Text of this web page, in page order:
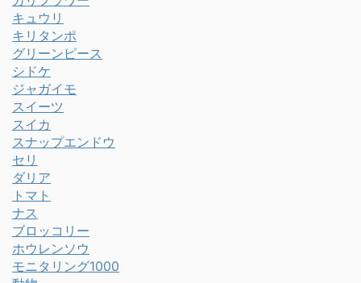
キュウリ
キリタンポ
グリーンピース
シドケ
ジャガイモ
スイーツ
スイカ
スナップエンドウ
セリ
ダリア
トマト
ナス
ブロッコリー
ホウレンソウ
モニタリング1000